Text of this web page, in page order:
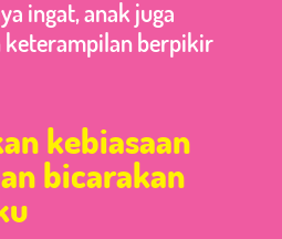
ingat, anak juga
keterampilan berpikir
kebiasaan
bicarakan